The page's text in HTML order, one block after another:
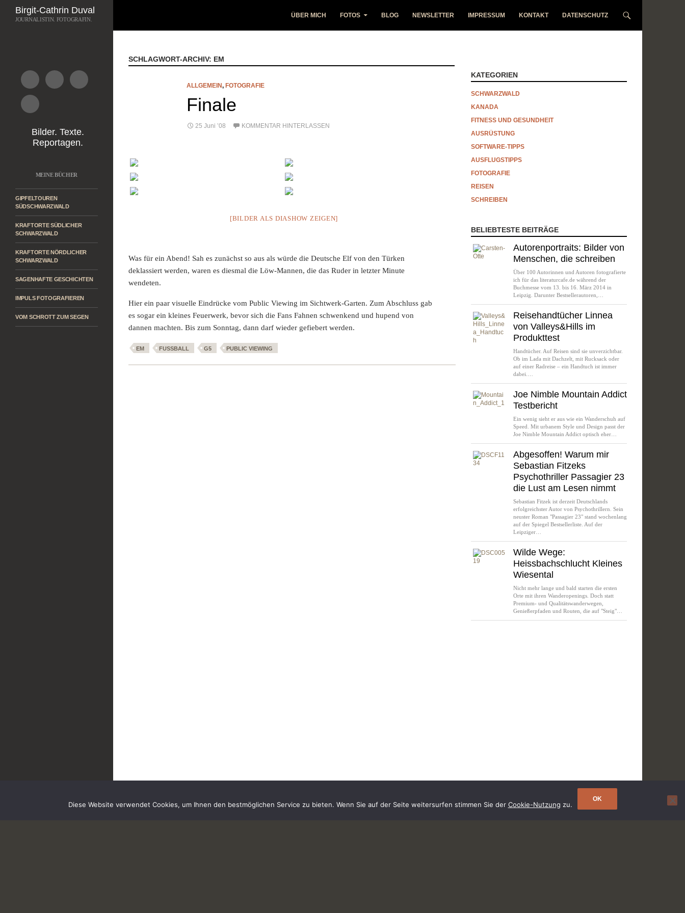
Suchen
ÜBER MICH FOTOS BLOG NEWSLETTER IMPRESSUM KONTAKT DATENSCHUTZ
SCHLAGWORT-ARCHIV: EM
ALLGEMEIN, FOTOGRAFIE
Finale
25 Juni ’08 KOMMENTAR HINTERLASSEN
[BILDER ALS DIASHOW ZEIGEN]
Was für ein Abend! Sah es zunächst so aus als würde die Deutsche Elf von den Türken
deklassiert werden, waren es diesmal die Löw-Mannen, die das Ruder in letzter Minute
wendeten.
Hier ein paar visuelle Eindrücke vom Public Viewing im Sichtwerk-Garten. Zum Abschluss gab
es sogar ein kleines Feuerwerk, bevor sich die Fans Fahnen schwenkend und hupend von
dannen machten. Bis zum Sonntag, dann darf wieder gefiebert werden.
EM FUSSBALL G5 PUBLIC VIEWING
KATEGORIEN
SCHWARZWALD
KANADA
FITNESS UND GESUNDHEIT
AUSRÜSTUNG
SOFTWARE-TIPPS
AUSFLUGSTIPPS
FOTOGRAFIE
REISEN
SCHREIBEN
BELIEBTESTE BEITRÄGE
Autorenportraits: Bilder von
Menschen, die schreiben
Über 100 Autorinnen und Autoren fotografierte
ich für das literaturcafe.de während der
Buchmesse vom 13. bis 16. März 2014 in
Leipzig. Darunter Bestsellerautoren,…
Reisehandtücher Linnea
von Valleys&Hills im
Produkttest
Handtücher. Auf Reisen sind sie unverzichtbar.
Ob im Lada mit Dachzelt, mit Rucksack oder
auf einer Radreise – ein Handtuch ist immer
dabei.…
Joe Nimble Mountain Addict
Testbericht
Ein wenig sieht er aus wie ein Wanderschuh auf
Speed. Mit urbanem Style und Design passt der
Joe Nimble Mountain Addict optisch eher…
Abgesoffen! Warum mir
Sebastian Fitzeks
Psychothriller Passagier 23
die Lust am Lesen nimmt
Sebastian Fitzek ist derzeit Deutschlands
erfolgreichster Autor von Psychothrillern. Sein
neuster Roman "Passagier 23" stand wochenlang
auf der Spiegel Bestsellerliste. Auf der
Leipziger…
Wilde Wege:
Heissbachschlucht Kleines
Wiesental
Nicht mehr lange und bald starten die ersten
Orte mit ihren Wanderopenings. Doch statt
Premium- und Qualitätswanderwegen,
Genießerpfaden und Routen, die auf "Steig"…
Birgit-Cathrin Duval
JOURNALISTIN. FOTOGRAFIN.
Bilder. Texte.
Reportagen.
MEINE BÜCHER
GIPFELTOUREN
SÜDSCHWARZWALD
KRAFTORTE SÜDLICHER
SCHWARZWALD
KRAFTORTE NÖRDLICHER
SCHWARZWALD
SAGENHAFTE GESCHICHTEN
IMPULS FOTOGRAFIEREN
VOM SCHROTT ZUM SEGEN
Diese Website verwendet Cookies, um Ihnen den bestmöglichen Service zu bieten. Wenn Sie auf der Seite weitersurfen stimmen Sie der Cookie-Nutzung zu.
OK